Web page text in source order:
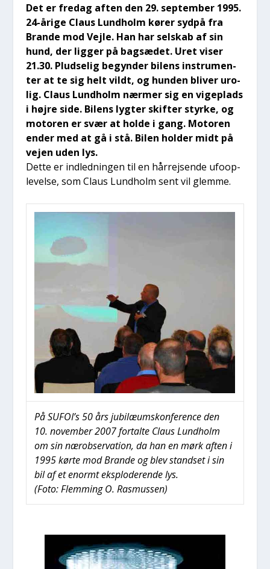
Det er fre­dag aften den 29. sep­tem­ber 1995.
24-åri­ge Claus Lund­holm kører syd­på fra
Bran­de mod Vej­le. Han har sel­skab af sin
hund, der lig­ger på bag­sæ­det. Uret viser
21.30. Plud­se­lig begyn­der bilens instru­men­
ter at te sig helt vildt, og hund­en bli­ver uro­
lig. Claus Lund­holm nær­mer sig en vige­plads
i høj­re side. Bilens lyg­ter skif­ter styr­ke, og
moto­ren er svær at hol­de i gang. Moto­ren
ender med at gå i stå. Bilen hol­der midt på
vej­en uden lys.
Det­te er ind­led­nin­gen til en hår­rej­sen­de ufoop­
le­vel­se, som Claus Lund­holm sent vil glem­me.
På SUFOI’s 50 års jubilæum­s­kon­fe­ren­ce den
10. novem­ber 2007 for­tal­te Claus Lund­holm
om sin nærob­ser­va­tion, da han en mørk aften i
1995 kør­te mod Bran­de og blev stand­s­et i sin
bil af et enormt eks­plo­de­ren­de lys.
(Foto: Flem­m­ing O. Ras­mus­sen)